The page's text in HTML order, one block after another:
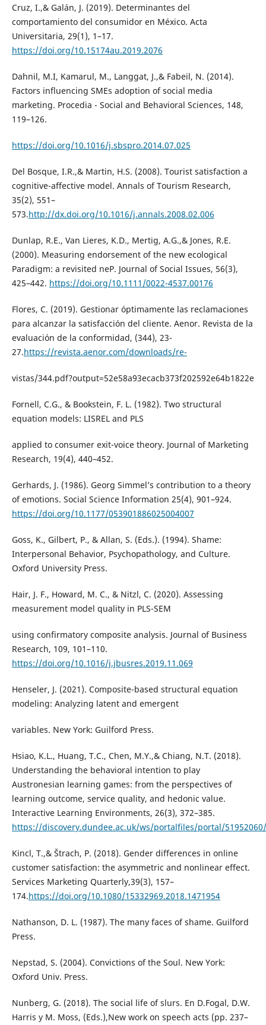
Cruz, I.,& Galán, J. (2019). Determinantes del
comportamiento del consumidor en México. Acta
Universitaria, 29(1), 1–17.
https://doi.org/10.15174au.2019.2076
Dahnil, M.I, Kamarul, M., Langgat, J.,& Fabeil, N. (2014).
Factors influencing SMEs adoption of social media
marketing. Procedia - Social and Behavioral Sciences, 148,
119–126.
https://doi.org/10.1016/j.sbspro.2014.07.025
Del Bosque, I.R.,& Martin, H.S. (2008). Tourist satisfaction a
cognitive-affective model. Annals of Tourism Research,
35(2), 551–
573.http://dx.doi.org/10.1016/j.annals.2008.02.006
Dunlap, R.E., Van Lieres, K.D., Mertig, A.G.,& Jones, R.E.
(2000). Measuring endorsement of the new ecological
Paradigm: a revisited neP. Journal of Social Issues, 56(3),
425–442. https://doi.org/10.1111/0022-4537.00176
Flores, C. (2019). Gestionar óptimamente las reclamaciones
para alcanzar la satisfacción del cliente. Aenor. Revista de la
evaluación de la conformidad, (344), 23-
27.https://revista.aenor.com/downloads/re-
vistas/344.pdf?output=52e58a93ecacb373f202592e64b1822e
Fornell, C.G., & Bookstein, F. L. (1982). Two structural
equation models: LISREL and PLS
applied to consumer exit-voice theory. Journal of Marketing
Research, 19(4), 440–452.
Gerhards, J. (1986). Georg Simmel’s contribution to a theory
of emotions. Social Science Information 25(4), 901–924.
https://doi.org/10.1177/053901886025004007
Goss, K., Gilbert, P., & Allan, S. (Eds.). (1994). Shame:
Interpersonal Behavior, Psychopathology, and Culture.
Oxford University Press.
Hair, J. F., Howard, M. C., & Nitzl, C. (2020). Assessing
measurement model quality in PLS-SEM
using confirmatory composite analysis. Journal of Business
Research, 109, 101–110.
https://doi.org/10.1016/j.jbusres.2019.11.069
Henseler, J. (2021). Composite-based structural equation
modeling: Analyzing latent and emergent
variables. New York: Guilford Press.
Hsiao, K.L., Huang, T.C., Chen, M.Y.,& Chiang, N.T. (2018).
Understanding the behavioral intention to play
Austronesian learning games: from the perspectives of
learning outcome, service quality, and hedonic value.
Interactive Learning Environments, 26(3), 372–385.
https://discovery.dundee.ac.uk/ws/portalfiles/portal/
Kincl, T.,& Štrach, P. (2018). Gender differences in online
customer satisfaction: the asymmetric and nonlinear effect.
Services Marketing Quarterly,39(3), 157–
174.https://doi.org/10.1080/15332969.2018.1471954
Nathanson, D. L. (1987). The many faces of shame. Guilford
Press.
Nepstad, S. (2004). Convictions of the Soul. New York:
Oxford Univ. Press.
Nunberg, G. (2018). The social life of slurs. En D.Fogal, D.W.
Harris y M. Moss, (Eds.),New work on speech acts (pp. 237–